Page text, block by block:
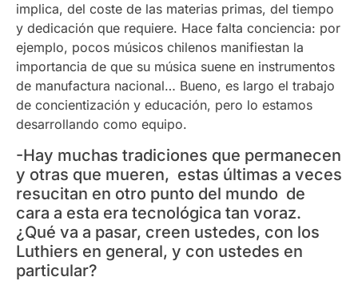
implica, del coste de las materias primas, del tiempo
y dedicación que requiere. Hace falta conciencia: por
ejemplo, pocos músicos chilenos manifiestan la
importancia de que su música suene en instrumentos
de manufactura nacional… Bueno, es largo el trabajo
de concientización y educación, pero lo estamos
desarrollando como equipo.
-Hay muchas tradiciones que permanecen
y otras que mueren, estas últimas a veces
resucitan en otro punto del mundo de
cara a esta era tecnológica tan voraz.
¿Qué va a pasar, creen ustedes, con los
Luthiers en general, y con ustedes en
particular?